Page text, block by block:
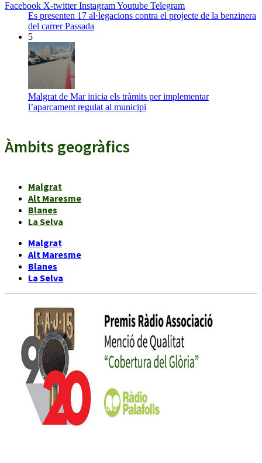
Facebook X-twitter InstagramYoutube Telegram
Es presenten 17 al·legacions contra el projecte de la benzinera
del carrer Passada
5
Malgrat de Mar inicia els tràmits per implementar
l’aparcament regulat al municipi
Àmbits geogràfics
Malgrat
Alt Maresme
Blanes
La Selva
Malgrat
Alt Maresme
Blanes
La Selva